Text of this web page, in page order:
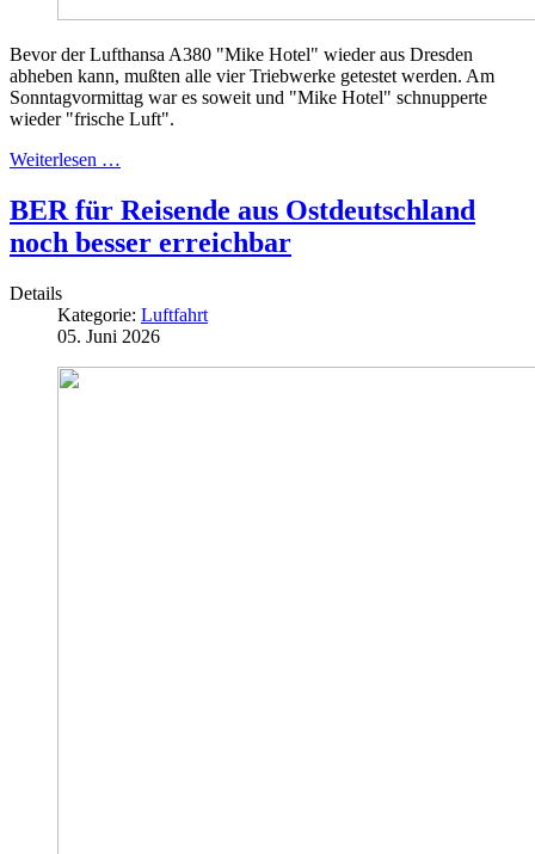
Bevor der Lufthansa A380 "Mike Hotel" wieder aus Dresden
abheben kann, mußten alle vier Triebwerke getestet werden. Am
Sonntagvormittag war es soweit und "Mike Hotel" schnupperte
wieder "frische Luft".
Weiterlesen …
BER für Reisende aus Ostdeutschland
noch besser erreichbar
Details
Kategorie: Luftfahrt
05. Juni 2026